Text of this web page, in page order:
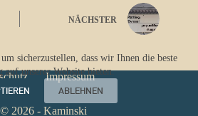
sicherzustellen, dass wir Ihnen die beste
auf unserer Website bieten.
ABLEHNEN
NÄCHSTER
Impressum
2026 - Kaminski